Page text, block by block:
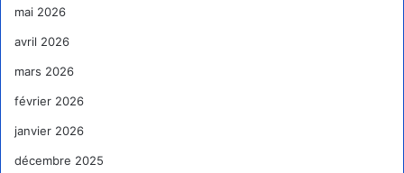
mai 2026
avril 2026
mars 2026
février 2026
janvier 2026
décembre 2025